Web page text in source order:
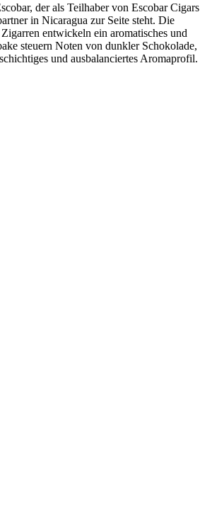
der als Teilhaber von Escobar Cigars
in Nicaragua zur Seite steht. Die
entwickeln ein aromatisches und
steuern Noten von dunkler Schokolade,
und ausbalanciertes Aromaprofil.